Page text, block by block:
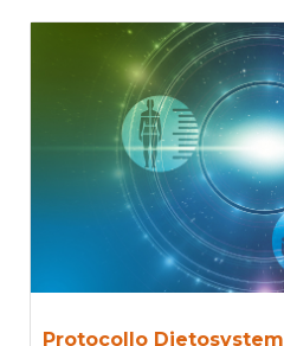
Protocollo Dietosystem